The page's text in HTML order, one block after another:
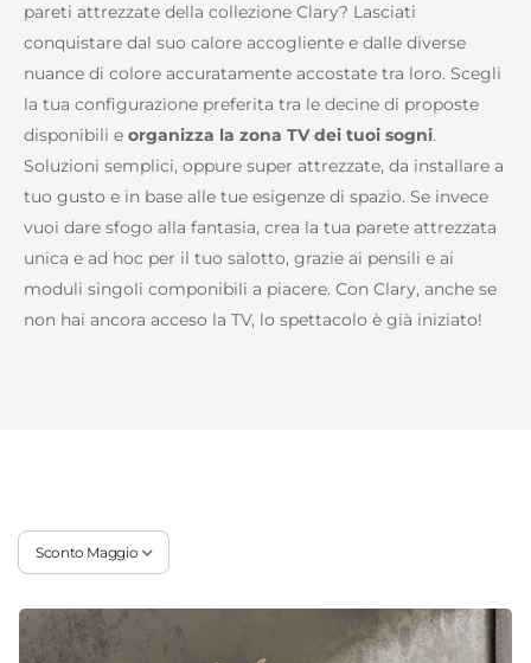
pareti attrezzate della collezione Clary? Lasciati
conquistare dal suo calore accogliente e dalle diverse
nuance di colore accuratamente accostate tra loro. Scegli
la tua configurazione preferita tra le decine di proposte
disponibili e organizza la zona TV dei tuoi sogni.
Soluzioni semplici, oppure super attrezzate, da installare a
tuo gusto e in base alle tue esigenze di spazio. Se invece
vuoi dare sfogo alla fantasia, crea la tua parete attrezzata
unica e ad hoc per il tuo salotto, grazie ai pensili e ai
moduli singoli componibili a piacere. Con Clary, anche se
non hai ancora acceso la TV, lo spettacolo è già iniziato!